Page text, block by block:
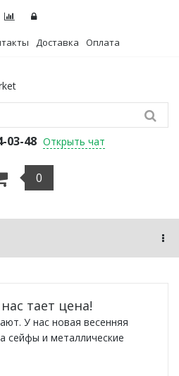
Доставка Оплата
03-48 Открыть чат
0
тает цена!
У нас новая весенняя
сейфы и металлические